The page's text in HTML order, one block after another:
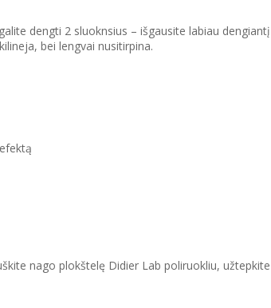
dengti 2 sluoknsius – išgausite labiau
bei lengvai nusitirpina.
nago plokštelę Didier Lab poliruokliu,